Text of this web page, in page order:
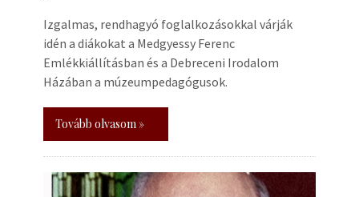
Izgalmas, rendhagyó foglalkozásokkal várják
idén a diákokat a Medgyessy Ferenc
Emlékkiállításban és a Debreceni Irodalom
Házában a múzeumpedagógusok.
Tovább olvasom »